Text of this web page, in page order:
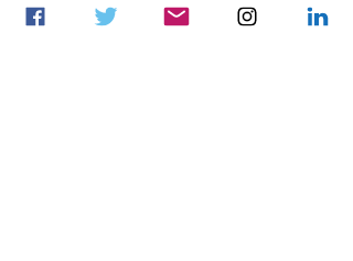
·      Magician Skin (Kickstarter Exclusive)